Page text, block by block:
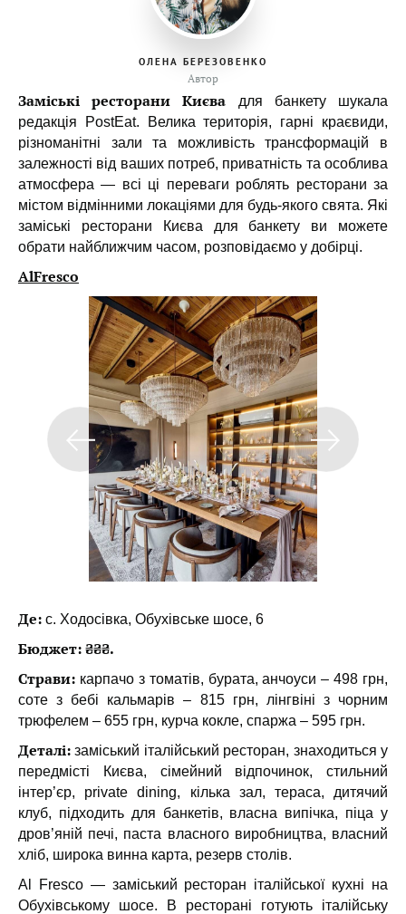
ОЛЕНА БЕРЕЗОВЕНКО
Автор
Заміські ресторани Києва для банкету шукала
редакція PostEat. Велика територія, гарні краєвиди,
різноманітні зали та можливість трансформацій в
залежності від ваших потреб, приватність та особлива
атмосфера — всі ці переваги роблять ресторани за
містом відмінними локаціями для будь-якого свята. Які
заміські ресторани Києва для банкету ви можете
обрати найближчим часом, розповідаємо у добірці.
AlFresco
Де: с. Ходосівка, Обухівське шосе, 6
Бюджет: ₴₴₴.
Страви: карпачо з томатів, бурата, анчоуси – 498 грн,
соте з бебі кальмарів – 815 грн, лінгвіні з чорним
трюфелем – 655 грн, курча кокле, спаржа – 595 грн.
Деталі: заміський італійський ресторан, знаходиться у
передмісті Києва, сімейний відпочинок, стильний
інтер’єр, private dining, кілька зал, тераса, дитячий
клуб, підходить для банкетів, власна випічка, піца у
дров’яній печі, паста власного виробництва, власний
хліб, широка винна карта, резерв столів.
Al Fresco — заміський ресторан італійської кухні на
Обухівському шосе. В ресторані готують італійську